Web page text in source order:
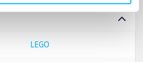
LEGO